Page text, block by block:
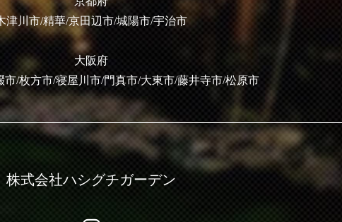
津川市/精華/京田辺市/城陽市/宇治市
大阪府
市/枚方市/寝屋川市/門真市/大東市/藤井寺市/松原市
株式会社ハシグチガーデン